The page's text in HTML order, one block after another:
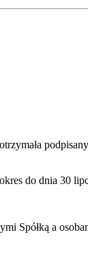
do dnia 30
Spółką a